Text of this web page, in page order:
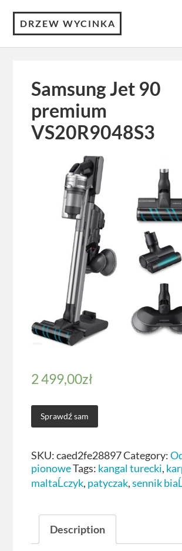
DRZEW WYCINKA
Samsung Jet 90
premium
VS20R9048S3
2 499,00zł
Sprawdź sam
SKU:caed2fe28897Category:
pionoweTags: kangal turecki,
maltaĹczyk, patyczak,sennik
Description